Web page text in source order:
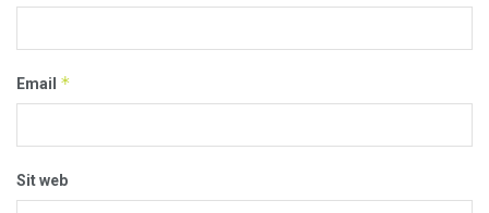
Email *
Sit web